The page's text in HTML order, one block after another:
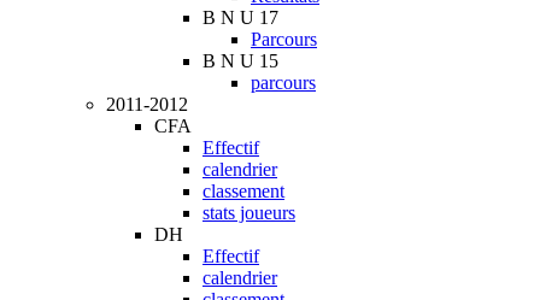
B N U 17
Parcours
B N U 15
parcours
2011-2012
CFA
Effectif
calendrier
classement
stats joueurs
DH
Effectif
calendrier